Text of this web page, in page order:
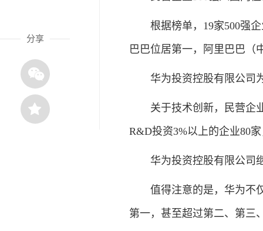
分享
根据榜单，19家500强企
巴巴位居第一，阿里巴巴（
华为投资控股有限公司为
关于技术创新，民营企业
R&D投资3%以上的企业80
华为投资控股有限公司继
值得注意的是，华为不仅
第一，甚至超过第二、第三